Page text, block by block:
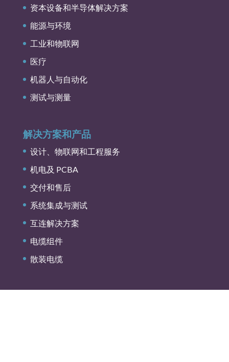
资本设备和半导体解决方案
能源与环境
工业和物联网
医疗
机器人与自动化
测试与测量
解决方案和产品
设计、物联网和工程服务
机电及 PCBA
交付和售后
系统集成与测试
互连解决方案
电缆组件
散装电缆